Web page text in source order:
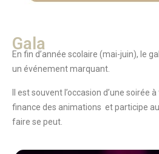
Gala
En fin d’année scolaire (mai-juin), le
un événement marquant.
Il est souvent l’occasion d’une soirée
finance des animations et participe
faire se peut.